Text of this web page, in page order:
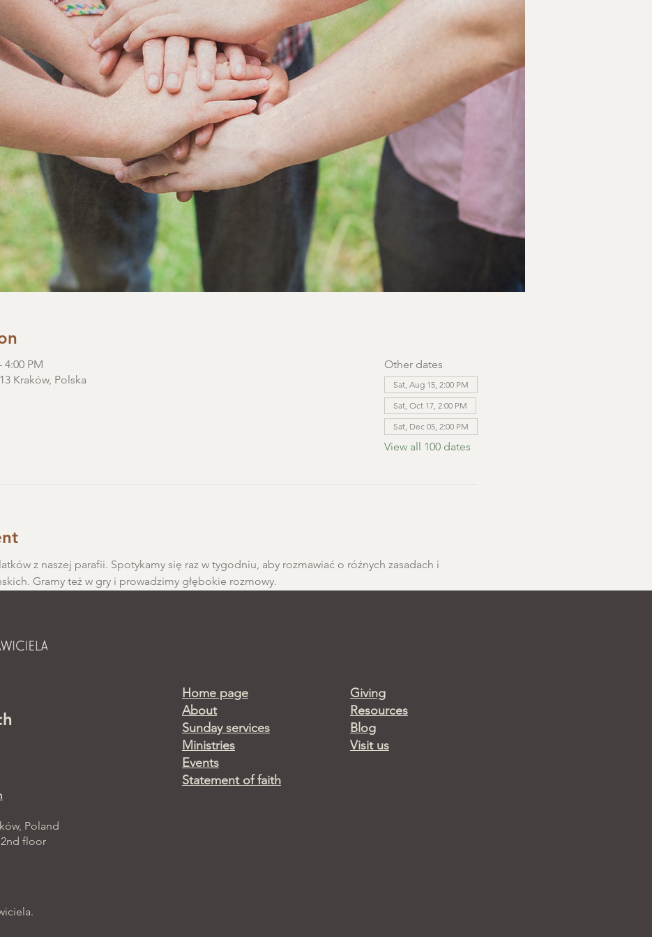
4:00 PM
Kraków, Polska
Other dates
Sat, Aug 15, 2:00 PM
Sat, Oct 17, 2:00 PM
Sat, Dec 05, 2:00 PM
View all 100 dates
z naszej parafii. Spotykamy się raz w tygodniu, aby rozmawiać o różnych zasadach i
Gramy też w gry i prowadzimy głębokie rozmowy.
Poland
2nd floor
Home page
About
Sunday services
Ministries
Events
Statement of faith
Giving
Resources
Blog
Visit us